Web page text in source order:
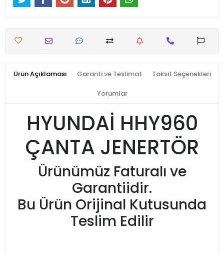
Ürün Açıklaması Garanti ve Teslimat Taksit Seçenekleri
Yorumlar
HYUNDAİ HHY960
ÇANTA JENERTÖR
Ürünümüz Faturalı ve
Garantiidir.
Bu Ürün Orijinal Kutusunda
Teslim Edilir